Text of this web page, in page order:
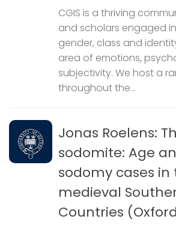
CGIS is a thriving
and scholars engaged
gender, class and
area of emotions,
subjectivity. We host a
throughout the...
Jonas Roelens:
sodomite: Age
sodomy cases
medieval
Countries